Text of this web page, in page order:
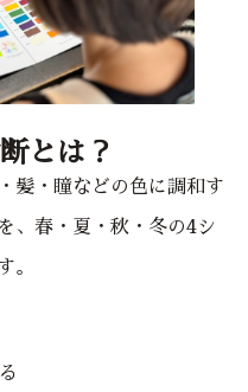
とは？
髪・瞳などの色に調和す
、春・夏・秋・冬の4シ
。